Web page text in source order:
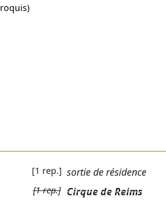
[1 rep.] sortie de résidence
[1 rep.] Cirque de Reims